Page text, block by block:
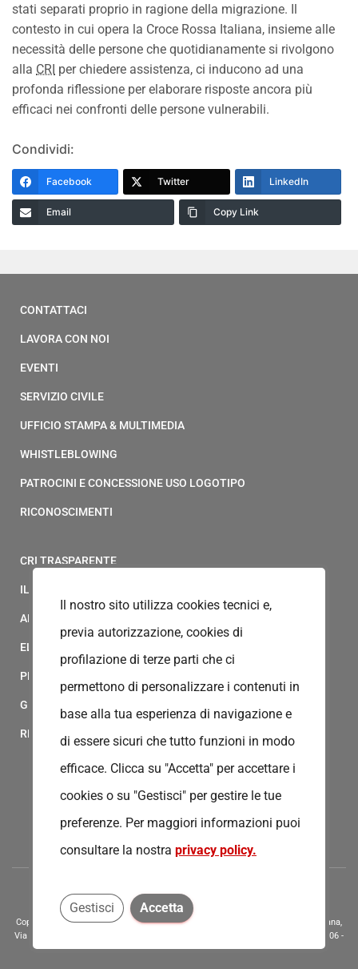
stati separati proprio in ragione della migrazione. Il
contesto in cui opera la Croce Rossa Italiana, insieme alle
necessità delle persone che quotidianamente si rivolgono
alla CRI per chiedere assistenza, ci inducono ad una
profonda riflessione per elaborare risposte ancora più
efficaci nei confronti delle persone vulnerabili.
Condividi:
Facebook Twitter LinkedIn
Email Copy Link
CONTATTACI
LAVORA CON NOI
EVENTI
SERVIZIO CIVILE
UFFICIO STAMPA & MULTIMEDIA
WHISTLEBLOWING
PATROCINI E CONCESSIONE USO LOGOTIPO
RICONOSCIMENTI
CRI TRASPARENTE
IL MODELLO 231 DELLA CROCE ROSSA ITALIANA
ALBO FORNITORI
ELENCO AVVOCATI
PRIVACY
GESTIONALE GAIA
RED CLOUD
Copyright © 2020 - Tutti i diritti riservati - Associazione della Croce Rossa Italiana,
Via Bernardino Ramazzini 31 - 00151 - Roma, Tel.: 065510 - P.I. e C.F. 13669721006 -
Codice Univoco Fatturazione Elettronica - KRRH6B9
Il nostro sito utilizza cookies tecnici e,
previa autorizzazione, cookies di
profilazione di terze parti che ci
permettono di personalizzare i contenuti in
base alla tua esperienza di navigazione e
di essere sicuri che tutto funzioni in modo
efficace. Clicca su "Accetta" per accettare i
cookies o su "Gestisci" per gestire le tue
preferenze. Per maggiori informazioni puoi
consultare la nostra privacy policy.
Accetta
Gestisci